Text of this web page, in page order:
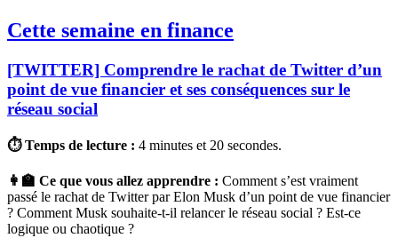
Cette semaine en finance
[TWITTER] Comprendre le rachat de Twitter d’un
point de vue financier et ses conséquences sur le
réseau social
⏱ Temps de lecture : 4 minutes et 20 secondes.
👩‍🏫 Ce que vous allez apprendre : Comment s’est vraiment
passé le rachat de Twitter par Elon Musk d’un point de vue financier
? Comment Musk souhaite-t-il relancer le réseau social ? Est-ce
logique ou chaotique ?